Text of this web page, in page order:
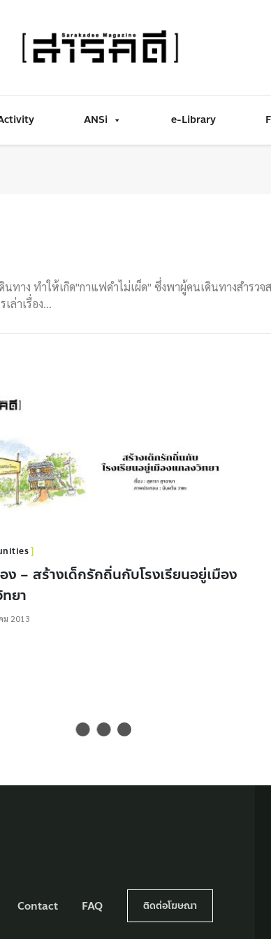
ANSi e-Library
นทาง ทำให้เกิด"กาแฟดำไม่เผ็ด" ซึ่งพาผู้คนเดินทางสำรวจ
ล่าเรื่อง...
ง – สร้างเด็กรักถิ่นกับโรงเรียนอยู่เมือง
ยา
ม 2013
Contact FAQ ติดต่อโฆษณา